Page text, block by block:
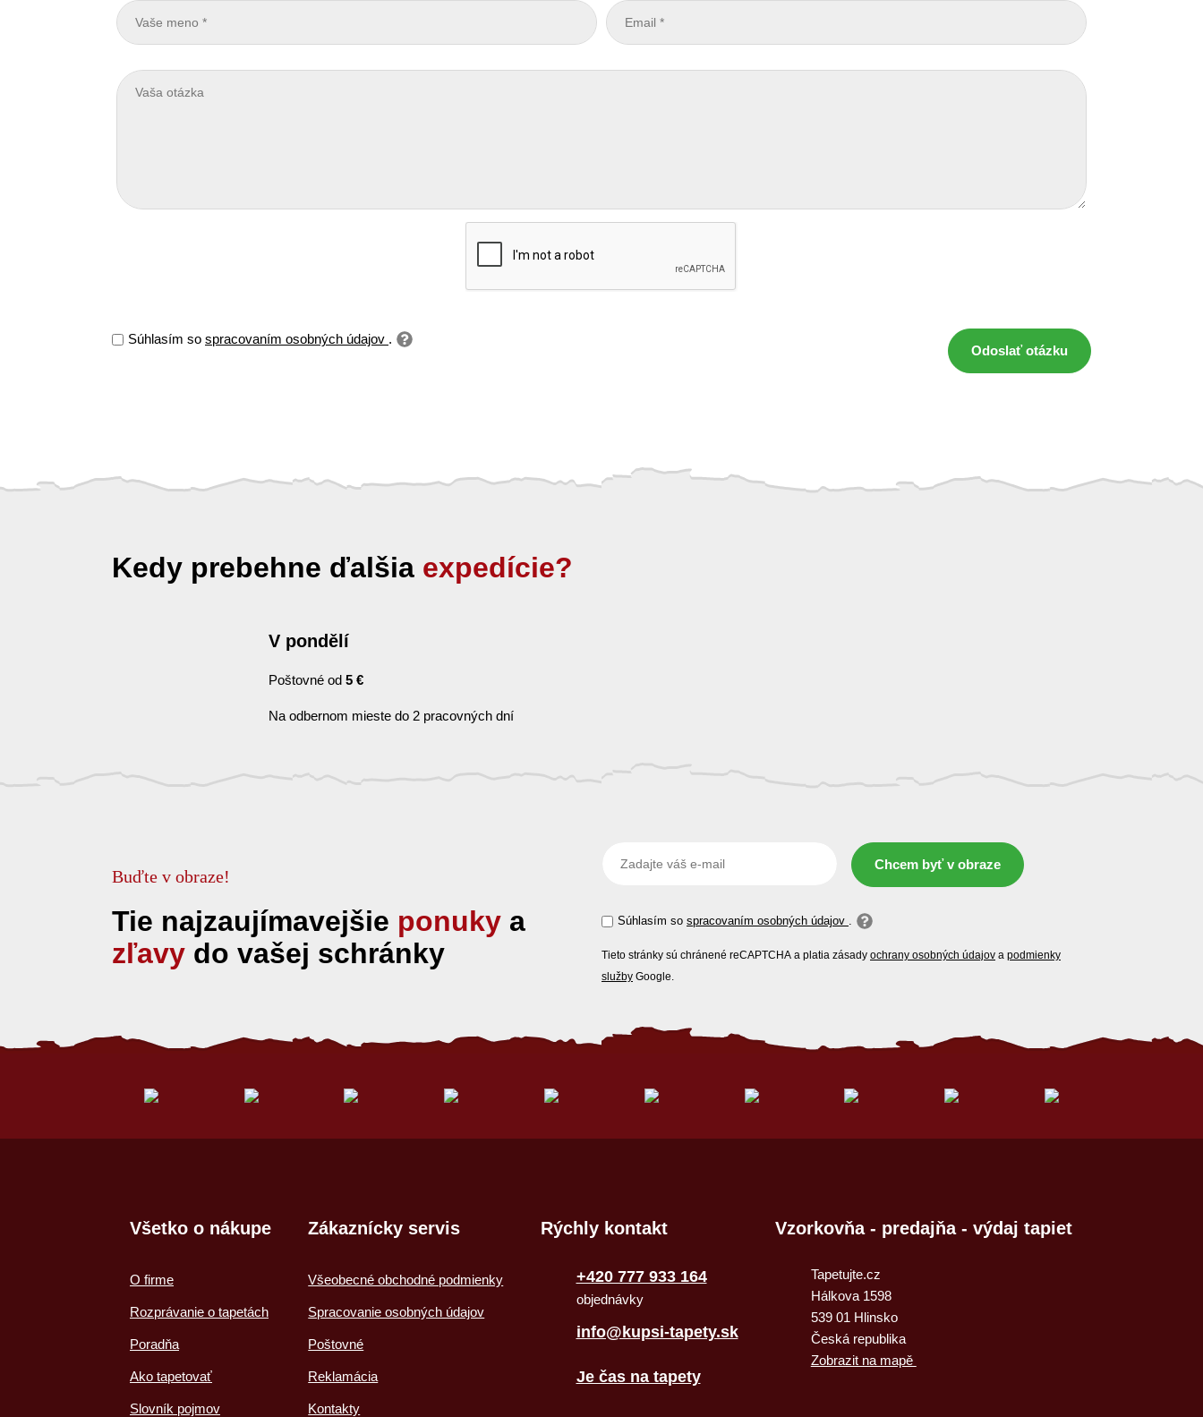
Súhlasím so spracovaním osobných údajov .
Odoslať otázku
Kedy prebehne ďalšia expedície?
V pondělí
Poštovné od 5 €
Na odbernom mieste do 2 pracovných dní
Buďte v obraze!
Tie najzaujímavejšie ponuky a
zľavy do vašej schránky
Chcem byť v obraze
Súhlasím so spracovaním osobných údajov .
Tieto stránky sú chránené reCAPTCHA a platia zásady ochrany osobných údajov a podmienky
služby Google.
Všetko o nákupe
O firme
Rozprávanie o tapetách
Poradňa
Ako tapetovať
Slovník pojmov
Zákaznícky servis
Všeobecné obchodné podmienky
Spracovanie osobných údajov
Poštovné
Reklamácia
Kontakty
Rýchly kontakt
+420 777 933 164
objednávky
info@kupsi-tapety.sk
Je čas na tapety
Vzorkovňa - predajňa - výdaj tapiet
Tapetujte.cz
Hálkova 1598
539 01 Hlinsko
Česká republika
Zobrazit na mapě